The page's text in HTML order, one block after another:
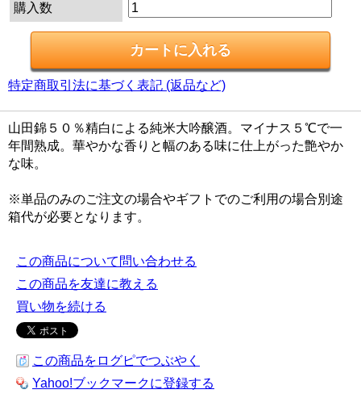
購入数
特定商取引法に基づく表記 (返品など)
山田錦５０％精白による純米大吟醸酒。マイナス５℃で一
年間熟成。華やかな香りと幅のある味に仕上がった艶やか
な味。
※単品のみのご注文の場合やギフトでのご利用の場合別途
箱代が必要となります。
この商品について問い合わせる
この商品を友達に教える
買い物を続ける
この商品をログピでつぶやく
Yahoo!ブックマークに登録する